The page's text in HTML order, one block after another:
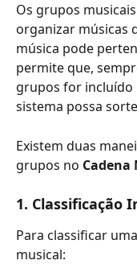
Os grupos
organizar músicas
música pode
permite que,
grupos for incluído
sistema possa
Existem duas
grupos no Cadena
1. Classificação
Para classificar
musical: